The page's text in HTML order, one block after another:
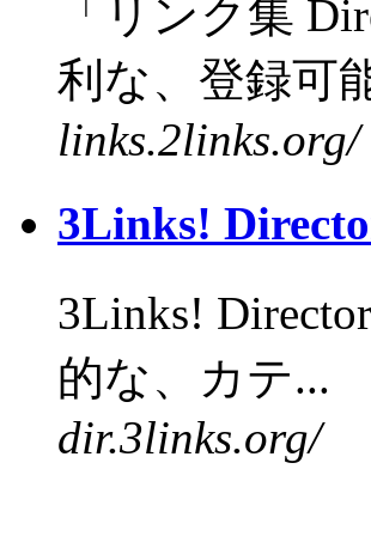
「リンク集
利な、登録可
links.2links.org/
3Links!
3Links!
的な、カテ...
dir.3links.org/